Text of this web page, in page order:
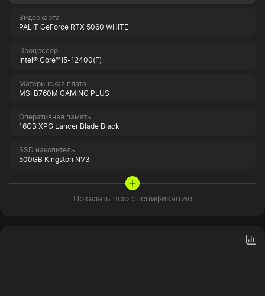
Видеокарта
PALIT GeForce RTX 5060 WHITE
Процессор
Intel® Core™ i5-12400(F)
Материнская плата
MSI B760M GAMING PLUS
Оперативная память
16GB XPG Lancer Blade Black
SSD накопитель
500GB Kingston NV3
Показать всю спецификацию